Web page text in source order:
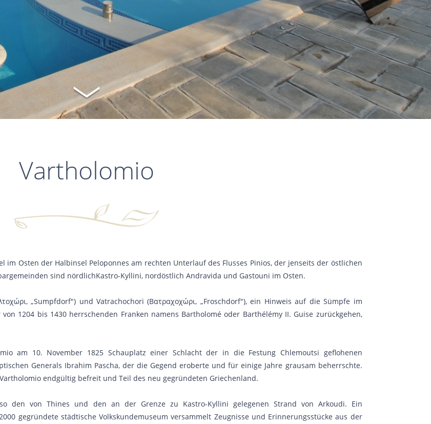
Vartholomio
Osten der Halbinsel Peloponnes am rechten Unterlauf des Flusses Pinios, der jenseits der östlichen
sind nördlichKastro-Kyllini, nordöstlich Andravida und Gastouni im Osten.
„Sumpfdorf") und Vatrachochori (Βατραχοχώρι, „Froschdorf"), ein Hinweis auf die Sümpfe im
1204 bis 1430 herrschenden Franken namens Bartholomé oder Barthélémy II. Guise zurückgehen,
am 10. November 1825 Schauplatz einer Schlacht der in die Festung Chlemoutsi geflohenen
Generals Ibrahim Pascha, der die Gegend eroberte und für einige Jahre grausam beherrschte.
endgültig befreit und Teil des neu gegründeten Griechenland.
den von Thines und den an der Grenze zu Kastro-Kyllini gelegenen Strand von Arkoudi. Ein
gegründete städtische Volkskundemuseum versammelt Zeugnisse und Erinnerungsstücke aus der